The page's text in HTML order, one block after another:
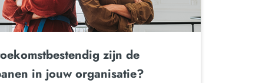
zijn de
in jouw organisatie?